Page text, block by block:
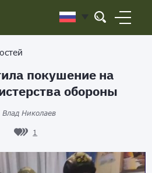
покушение на
обороны
Влад Николаев
1